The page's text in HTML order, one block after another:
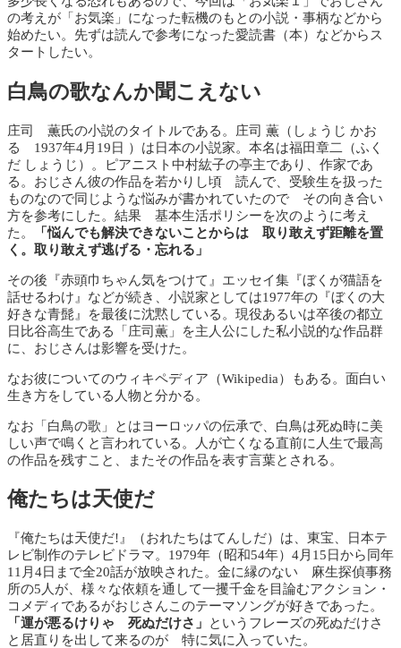
の考えが「お気楽」になった転機のもとの小説・事柄などから
始めたい。先ずは読んで参考になった愛読書（本）などからス
タートしたい。
白鳥の歌なんか聞こえない
庄司 薫氏の小説のタイトルである。庄司 薫（しょうじ かお
る 1937年4月19日 ）は日本の小説家。本名は福田章二（ふく
だ しょうじ）。ピアニスト中村紘子の亭主であり、作家であ
る。おじさん彼の作品を若かりし頃 読んで、受験生を扱った
ものなので同じような悩みが書かれていたので その向き合い
方を参考にした。結果 基本生活ポリシーを次のように考え
た。
「悩んでも解決できないことからは 取り敢えず距離を置
く。取り敢えず逃げる・忘れる」
その後『赤頭巾ちゃん気をつけて』エッセイ集『ぼくが猫語を
話せるわけ』などが続き、小説家としては1977年の『ぼくの大
好きな青髭』を最後に沈黙している。現役あるいは卒後の都立
日比谷高生である「庄司薫」を主人公にした私小説的な作品群
に、おじさんは影響を受けた。
なお彼についてのウィキペディア（Wikipedia）もある。面白い
生き方をしている人物と分かる。
なお「白鳥の歌」とはヨーロッパの伝承で、白鳥は死ぬ時に美
しい声で鳴くと言われている。人が亡くなる直前に人生で最高
の作品を残すこと、またその作品を表す言葉とされる。
俺たちは天使だ
『俺たちは天使だ!』（おれたちはてんしだ）は、東宝、日本テ
レビ制作のテレビドラマ。1979年（昭和54年）4月15日から同年
11月4日まで全20話が放映された。金に縁のない 麻生探偵事務
所の5人が、様々な依頼を通して一攫千金を目論むアクション・
コメディであるがおじさんこのテーマソングが好きであった。
「運が悪るけりゃ 死ぬだけさ」
というフレーズの死ぬだけさ
と居直りを出して来るのが 特に気に入っていた。